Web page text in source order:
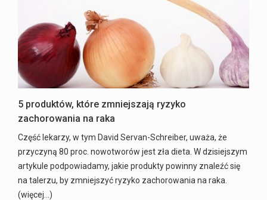
5 produktów, które zmniejszają ryzyko
zachorowania na raka
Część lekarzy, w tym David Servan-Schreiber, uważa, że
przyczyną 80 proc. nowotworów jest zła dieta. W dzisiejszym
artykule podpowiadamy, jakie produkty powinny znaleźć się
na talerzu, by zmniejszyć ryzyko zachorowania na raka.
(więcej…)